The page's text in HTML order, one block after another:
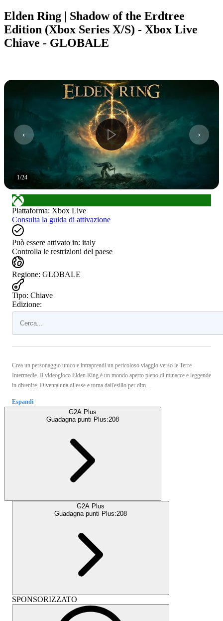
Elden Ring | Shadow of the Erdtree
Edition (Xbox Series X/S) - Xbox Live
Chiave - GLOBALE
1/24
Piattaforma: Xbox Live
Consulta la guida di attivazione
Può essere attivato in: italy
Controlla le restrizioni del paese
Regione: GLOBALE
Tipo: Chiave
Edizione:
Crea un personaggio unico e intraprendi un pericoloso viaggio verso le Terre
Intermedie. Il videogioco Elden Ring è un mondo aperto pieno di minacce e leggende
in divenire. Diventa una di esse e torna dall'esilio per dim ...
Espandi
G2A Plus
Guadagna punti Plus:208
G2A Plus
Guadagna punti Plus:208
SPONSORIZZATO